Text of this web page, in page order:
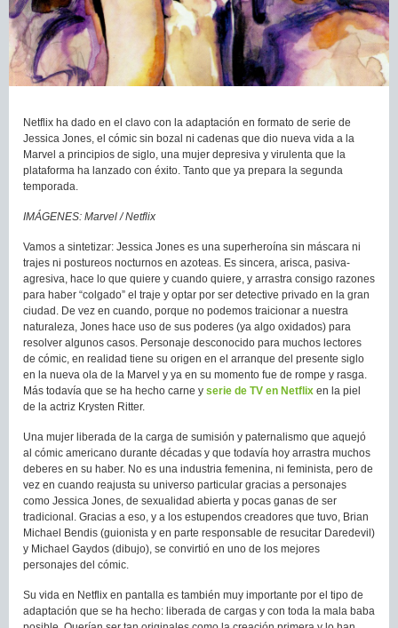
Netflix ha dado en el clavo con la adaptación en formato de serie de
Jessica Jones, el cómic sin bozal ni cadenas que dio nueva vida a la
Marvel a principios de siglo, una mujer depresiva y virulenta que la
plataforma ha lanzado con éxito. Tanto que ya prepara la segunda
temporada.
IMÁGENES: Marvel / Netflix
Vamos a sintetizar: Jessica Jones es una superheroína sin máscara ni
trajes ni postureos nocturnos en azoteas. Es sincera, arisca, pasiva-
agresiva, hace lo que quiere y cuando quiere, y arrastra consigo razones
para haber “colgado” el traje y optar por ser detective privado en la gran
ciudad. De vez en cuando, porque no podemos traicionar a nuestra
naturaleza, Jones hace uso de sus poderes (ya algo oxidados) para
resolver algunos casos. Personaje desconocido para muchos lectores
de cómic, en realidad tiene su origen en el arranque del presente siglo
en la nueva ola de la Marvel y ya en su momento fue de rompe y rasga.
Más todavía que se ha hecho carne y serie de TV en Netflix en la piel
de la actriz Krysten Ritter.
Una mujer liberada de la carga de sumisión y paternalismo que aquejó
al cómic americano durante décadas y que todavía hoy arrastra muchos
deberes en su haber. No es una industria femenina, ni feminista, pero de
vez en cuando reajusta su universo particular gracias a personajes
como Jessica Jones, de sexualidad abierta y pocas ganas de ser
tradicional. Gracias a eso, y a los estupendos creadores que tuvo, Brian
Michael Bendis (guionista y en parte responsable de resucitar Daredevil)
y Michael Gaydos (dibujo), se convirtió en uno de los mejores
personajes del cómic.
Su vida en Netflix en pantalla es también muy importante por el tipo de
adaptación que se ha hecho: liberada de cargas y con toda la mala baba